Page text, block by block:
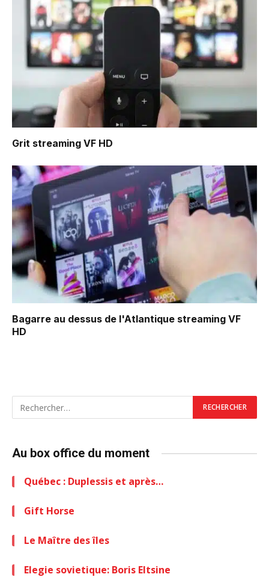
Grit streaming VF HD
Bagarre au dessus de l'Atlantique streaming VF
HD
Au box office du moment
Québec : Duplessis et après…
Gift Horse
Le Maître des îles
Elegie sovietique: Boris Eltsine